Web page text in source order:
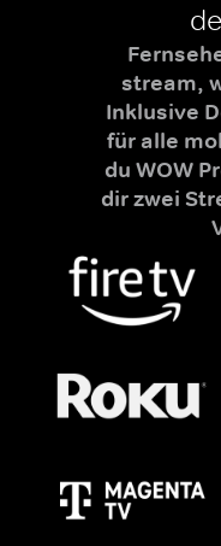
stream,
Inklusive
für alle
du WOW
dir zwei